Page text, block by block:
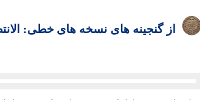
از گنجينه های نسخه های خطی: